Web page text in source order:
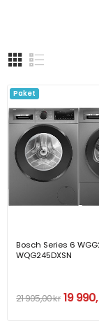
Paket
Bosch Series 6
WQG245DXSN
21 905,00 kr 19